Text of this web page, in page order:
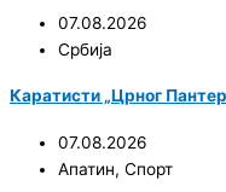
07.08.2026
Србија
Каратисти „Црног
07.08.2026
Апатин, Спорт